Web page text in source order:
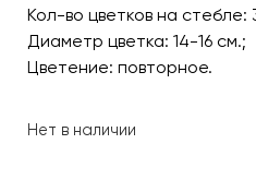
Кол-во цветков на стебле:
Диаметр цветка: 14-16 см.;
Цветение: повторное.
Нет в наличии